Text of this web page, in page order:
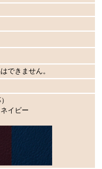
できません。
イビー